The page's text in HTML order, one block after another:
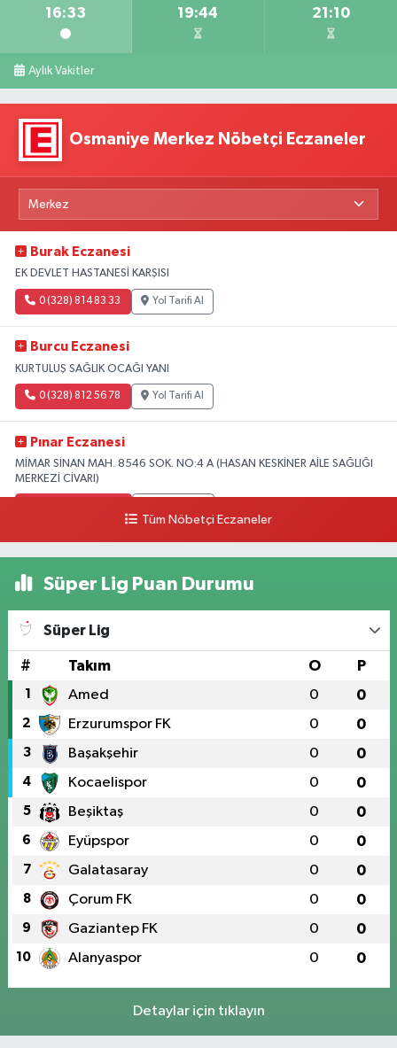
16:33 19:44 21:10
Aylık Vakitler
Osmaniye Merkez Nöbetçi Eczaneler
Burak Eczanesi
EK DEVLET HASTANESİ KARŞISI
0 (328) 814 83 33 Yol Tarifi Al
Burcu Eczanesi
KURTULUŞ SAĞLIK OCAĞI YANI
0 (328) 812 56 78 Yol Tarifi Al
Pınar Eczanesi
MİMAR SİNAN MAH. 8546 SOK. NO:4 A (HASAN KESKİNER AİLE SAĞLIĞI
MERKEZİ CİVARI)
Tüm Nöbetçi Eczaneler
Süper Lig Puan Durumu
Süper Lig
# Takım O P
1 Amed 0 0
2 Erzurumspor FK 0 0
3 Başakşehir 0 0
4 Kocaelispor 0 0
5 Beşiktaş 0 0
6 Eyüpspor 0 0
7 Galatasaray 0 0
8 Çorum FK 0 0
9 Gaziantep FK 0 0
10 Alanyaspor 0 0
Detaylar için tıklayın